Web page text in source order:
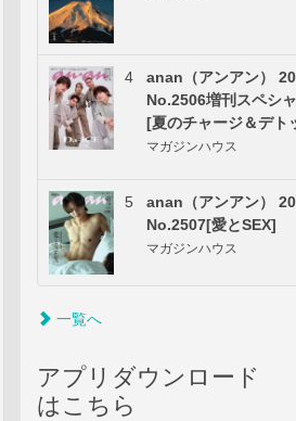
4
anan（アンアン）
No.2506増刊スペシ
[夏のチャージ＆デト
マガジンハウス
5
anan（アンアン）
No.2507[愛とSEX]
マガジンハウス
一覧へ
アプリダウンロード
はこちら